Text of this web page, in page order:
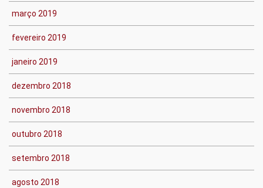
março 2019
fevereiro 2019
janeiro 2019
dezembro 2018
novembro 2018
outubro 2018
setembro 2018
agosto 2018